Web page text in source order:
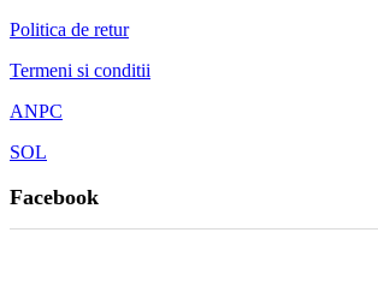
Politica de retur
Termeni si conditii
ANPC
SOL
Facebook